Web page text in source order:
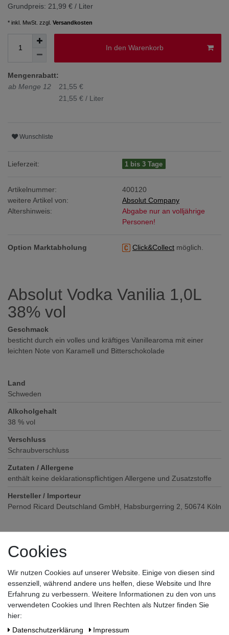
Grundpreis: 21,99 € / Liter
* inkl. MwSt. zzgl. Versandkosten
In den Warenkorb
Mengenrabatt:
ab Menge 12
21,55 €
21,55 € / Liter
Wunschliste
Lieferzeit: 1 bis 3 Tage
Artikelnummer:
400120
weitere Artikel von:
Absolut Company
Altershinweis:
Abgabe nur an volljährige
Personen!
Option Marktabholung Click&Collect möglich.
Absolut Vodka Vanilia 1,0L
38% vol
Geschmack
besticht durch ein volles und kräftiges Vanillearoma mit einer
leichten Note von Karamell und Bitterschokolade
Land
Schweden
Alkoholgehalt
38 % vol
Verschluss
Schraubverschluss
Zutaten / Allergene
enthält keine deklarationspflichtigen Allergene und Zusatzstoffe
Hersteller / Importeur
Pernod Ricard Deutschland GmbH, Habsburgerring 2, 50674 Köln
Noch sind keine Bewertungen vorhanden.
Cookies
Wir nutzen Cookies auf unserer Website. Einige von diesen sind
essenziell, während andere uns helfen, diese Website und Ihre
Erfahrung zu verbessern. Weitere Informationen zu den von uns
verwendeten Cookies und Ihren Rechten als Nutzer finden Sie
hier:
Daten­schutz­erklärung
Impressum